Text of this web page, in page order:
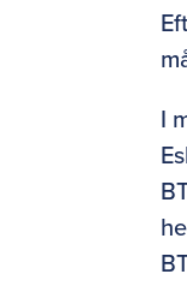
I